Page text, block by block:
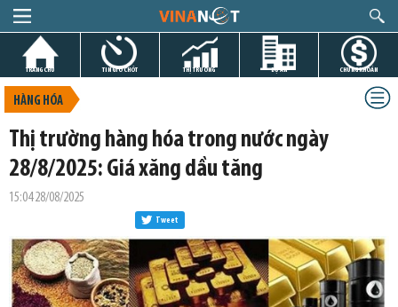
TRANG CHỦ TIN GIỜ CHÓT THỊ TRƯỜNG DỰ ÁN CHỨNG KHOÁN
HÀNG HÓA
Thị trường hàng hóa trong nước ngày
28/8/2025: Giá xăng dầu tăng
15:04 28/08/2025
Tweet